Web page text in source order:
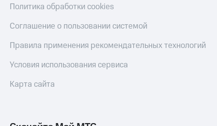
Политика обработки cookies
Соглашение о пользовании системой
Правила применения рекомендательных технологий
Условия использования сервиса
Карта сайта